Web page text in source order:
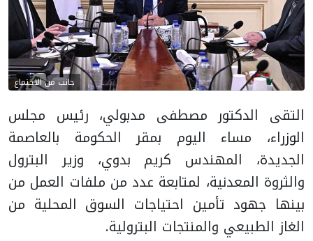
جانب من الاجتماع
التقى الدكتور مصطفى مدبولي، رئيس مجلس
الوزراء، مساء اليوم بمقر الحكومة بالعاصمة
الجديدة، المهندس كريم بدوي، وزير البترول
والثروة المعدنية، لمتابعة عدد من ملفات العمل من
بينها جهود تأمين احتياجات السوق المحلية من
الغاز الطبيعي والمنتجات البترولية.